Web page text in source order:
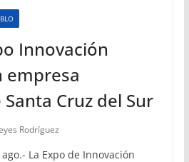
Innovación
empresa
Cruz del Sur
Rodríguez
La Expo de Innovación